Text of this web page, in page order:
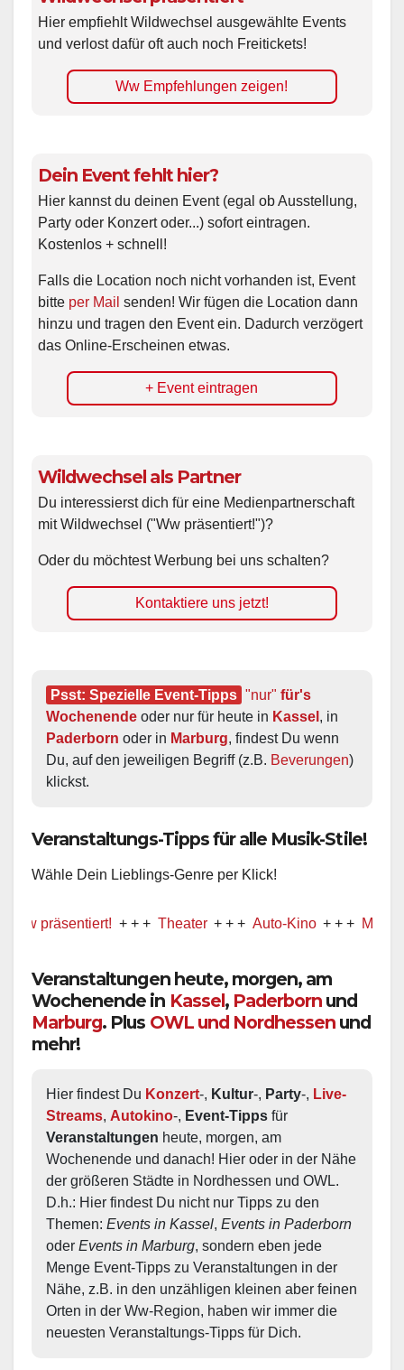
Hier empfiehlt Wildwechsel ausgewählte Events
und verlost dafür oft auch noch Freitickets!
Ww Empfehlungen zeigen!
Dein Event fehlt hier?
Hier kannst du deinen Event (egal ob Ausstellung,
Party oder Konzert oder...) sofort eintragen.
Kostenlos + schnell!
Falls die Location noch nicht vorhanden ist, Event
bitte per Mail senden! Wir fügen die Location dann
hinzu und tragen den Event ein. Dadurch verzögert
das Online-Erscheinen etwas.
+ Event eintragen
Wildwechsel als Partner
Du interessierst dich für eine Medienpartnerschaft
mit Wildwechsel ("Ww präsentiert!")?
Oder du möchtest Werbung bei uns schalten?
Kontaktiere uns jetzt!
Psst: Spezielle Event-Tipps "nur" für's
Wochenende oder nur für heute in Kassel
Paderborn oder in Marburg, findest Du wenn
Du, auf den jeweiligen Begriff (z.B. Beverungen)
klickst.
Veranstaltungs-Tipps für alle Musik-Stile!
Wähle Dein Lieblings-Genre per Klick!
präsentiert! + + + Theater + + + Auto-Kino + + + Musical
Veranstaltungen heute, morgen, am
Wochenende in Kassel, Paderborn und
Marburg. Plus OWL und Nordhessen und
mehr!
Hier findest Du Konzert-, Kultur-, Party-, Live-
Streams, Autokino-, Event-Tipps
Veranstaltungen heute, morgen, am
Wochenende und danach! Hier oder in der Nähe
der größeren Städte in Nordhessen und OWL.
D.h.: Hier findest Du nicht nur Tipps zu den
Themen: Events in Kassel, Events in Paderborn
oder Events in Marburg, sondern eben jede
Menge Event-Tipps zu Veranstaltungen in der
Nähe, z.B. in den unzähligen kleinen aber feinen
Orten in der Ww-Region, haben wir immer die
neuesten Veranstaltungs-Tipps für Dich.